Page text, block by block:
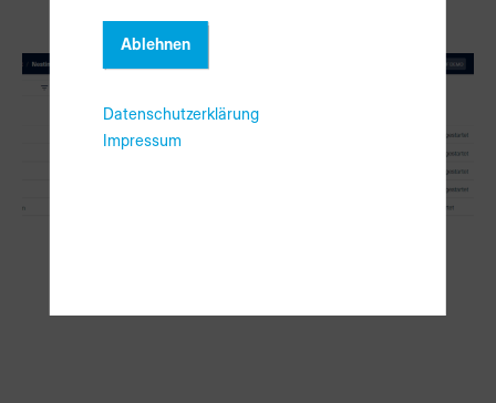
Ablehnen
Datenschutzerklärung
Impressum